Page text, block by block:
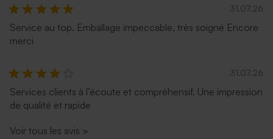
31.07.26
Service au top. Emballage impeccable, très soigné Encore
merci
31.07.26
Services clients à l’écoute et compréhensif. Une impression
de qualité et rapide
Voir tous les avis >